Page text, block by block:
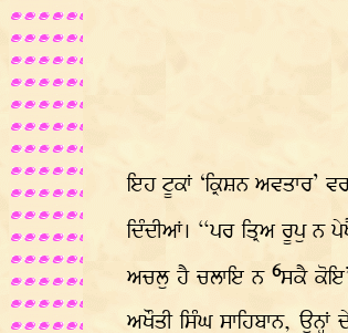
ਇਹ ਟੂਕਾਂ ‘ਕ੍ਰਿਸ਼ਨ ਅਵਤਾਰ’
ਦਿੰਦੀਆਂ। “ਪਰ ਤ੍ਰਿਅ ਰੂਪੁ ਨ
ਅਚਲੁ ਹੈ ਚਲਾਇ ਨ 6ਸਕੈ
ਅਖੌਤੀ ਸਿੰਘ ਸਾਹਿਬਾਨ,